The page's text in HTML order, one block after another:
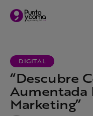
DIGITAL
“Descubre
Aumentada
Marketing”